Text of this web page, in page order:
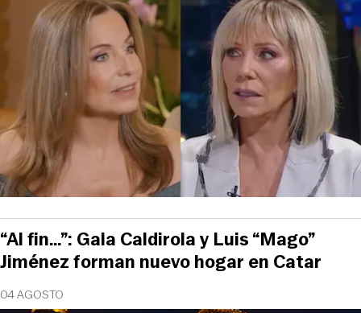
04 AGOSTO
“Al fin…”: Gala Caldirola y Luis “Mago”
Jiménez forman nuevo hogar en Catar